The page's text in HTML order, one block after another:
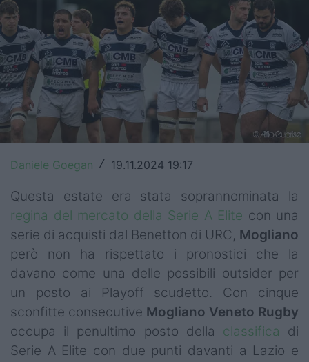
6 Nazioni
United Rugby Championship
Top14
Premiership
Champions Cup
Challenge Cup
World Rugby
Rugby World Cup
Super Rugby
Rugby in TV
Mercato
Serie A Elite
Daniele Goegan / 19.11.2024 19:17
Questa estate era stata soprannominata la
regina del mercato della Serie A Elite con una
serie di acquisti dal Benetton di URC, Mogliano
però non ha rispettato i pronostici che la
davano come una delle possibili outsider per
un posto ai Playoff scudetto. Con cinque
sconfitte consecutive Mogliano Veneto Rugby
occupa il penultimo posto della classifica di
Serie A Elite con due punti davanti a Lazio e